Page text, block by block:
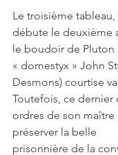
Le troisième
débute le deuxième
le boudoir de Pluton
« domestyx » John
Desmons) courtise
Toutefois, ce
ordres de son maître
préserver la belle
prisonnière de la